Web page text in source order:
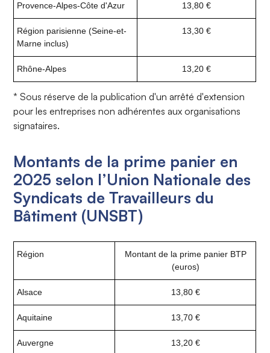
Provence-Alpes-Côte d'Azur 13,80 €
Région parisienne (Seine-et-
Marne inclus)
13,30 €
Rhône-Alpes 13,20 €
* Sous réserve de la publication d'un arrêté d'extension
pour les entreprises non adhérentes aux organisations
signataires.
Montants de la prime panier en
2025 selon l’Union Nationale des
Syndicats de Travailleurs du
Bâtiment (UNSBT)
Région
Montant de la prime panier BTP
(euros)
Alsace 13,80 €
Aquitaine 13,70 €
Auvergne 13,20 €